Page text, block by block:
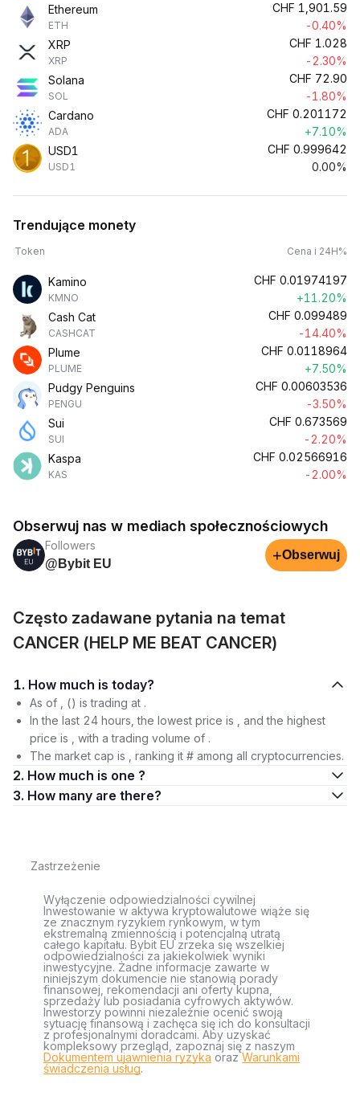
Ethereum
ETH
CHF 1,901.59
-0.40%
XRP
XRP
CHF 1.028
-2.30%
Solana
SOL
CHF 72.90
-1.80%
Cardano
ADA
CHF 0.201172
+7.10%
USD1
USD1
CHF 0.999642
0.00%
Trendujące monety
Token Cena i 24H%
Kamino
KMNO
CHF 0.01974197
+11.20%
Cash Cat
CASHCAT
CHF 0.099489
-14.40%
Plume
PLUME
CHF 0.0118964
+7.50%
Pudgy Penguins
PENGU
CHF 0.00603536
-3.50%
Sui
SUI
CHF 0.673569
-2.20%
Kaspa
KAS
CHF 0.02566916
-2.00%
Obserwuj nas w mediach społecznościowych
Followers
@Bybit EU
+Obserwuj
Często zadawane pytania na temat
CANCER (HELP ME BEAT CANCER)
1. How much is today?
As of , () is trading at .
In the last 24 hours, the lowest price is , and the highest
price is , with a trading volume of .
The market cap is , ranking it # among all cryptocurrencies.
2. How much is one ?
3. How many are there?
Zastrzeżenie
Wyłączenie odpowiedzialności cywilnej
Inwestowanie w aktywa kryptowalutowe wiąże się
ze znacznym ryzykiem rynkowym, w tym
ekstremalną zmiennością i potencjalną utratą
całego kapitału. Bybit EU zrzeka się wszelkiej
odpowiedzialności za jakiekolwiek wyniki
inwestycyjne. Żadne informacje zawarte w
niniejszym dokumencie nie stanowią porady
finansowej, rekomendacji ani oferty kupna,
sprzedaży lub posiadania cyfrowych aktywów.
Inwestorzy powinni niezależnie ocenić swoją
sytuację finansową i zachęca się ich do konsultacji
z profesjonalnymi doradcami. Aby uzyskać
kompleksowy przegląd, zapoznaj się z naszym
Dokumentem ujawnienia ryzyka orazWarunkami
świadczenia usług.